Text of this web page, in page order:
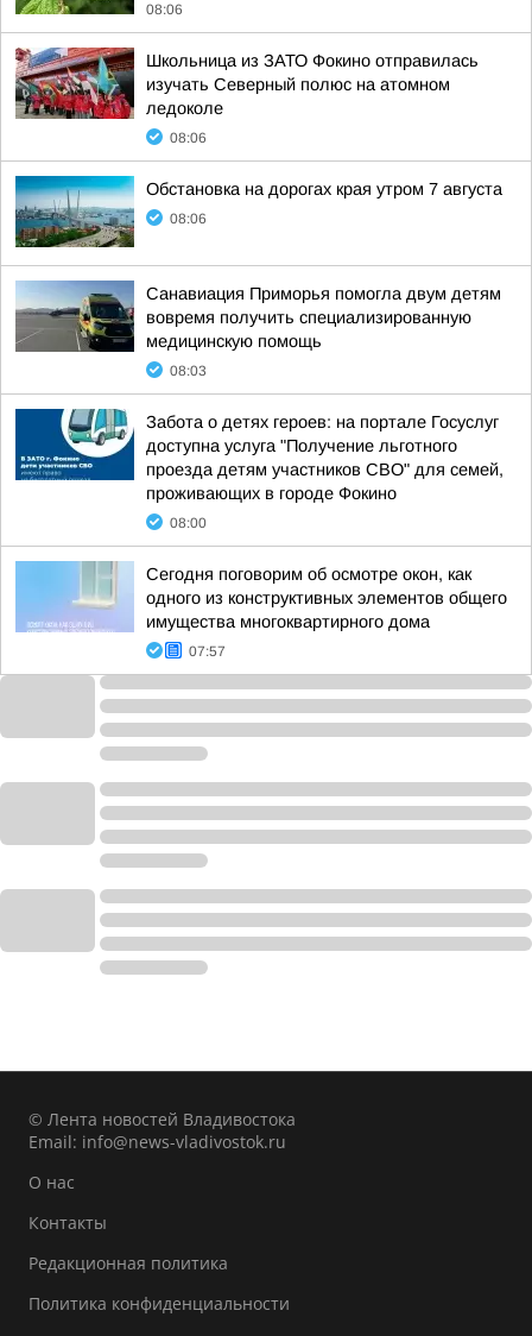
08:06
Школьница из ЗАТО Фокино отправилась
изучать Северный полюс на атомном
ледоколе
08:06
Обстановка на дорогах края утром 7 августа
08:06
Санавиация Приморья помогла двум детям
вовремя получить специализированную
медицинскую помощь
08:03
Забота о детях героев: на портале Госуслуг
доступна услуга "Получение льготного
проезда детям участников СВО" для семей,
проживающих в городе Фокино
08:00
Сегодня поговорим об осмотре окон, как
одного из конструктивных элементов общего
имущества многоквартирного дома
07:57
© Лента новостей Владивостока
Email: info@news-vladivostok.ru
О нас
Контакты
Редакционная политика
Политика конфиденциальности